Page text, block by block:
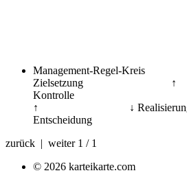
Management-Regel-Kreis
Kontrolle
↑ ↓
Entscheidung
zurück | weiter 1 / 1
© 2026 karteikarte.com